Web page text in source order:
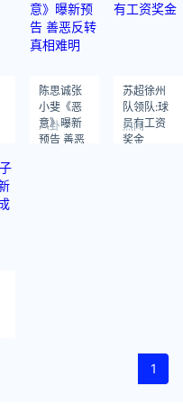
陈思诚张
小斐《恶
意》曝新
预告 善恶
八卦
苏超徐州
队领队:球
员有工资
奖金
热闻
1